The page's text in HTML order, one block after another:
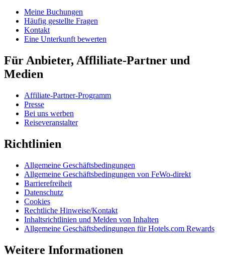
Meine Buchungen
Häufig gestellte Fragen
Kontakt
Eine Unterkunft bewerten
Für Anbieter, Affliliate-Partner und
Medien
Affiliate-Partner-Programm
Presse
Bei uns werben
Reiseveranstalter
Richtlinien
Allgemeine Geschäftsbedingungen
Allgemeine Geschäftsbedingungen von FeWo-direkt
Barrierefreiheit
Datenschutz
Cookies
Rechtliche Hinweise/Kontakt
Inhaltsrichtlinien und Melden von Inhalten
Allgemeine Geschäftsbedingungen für Hotels.com Rewards
Weitere Informationen